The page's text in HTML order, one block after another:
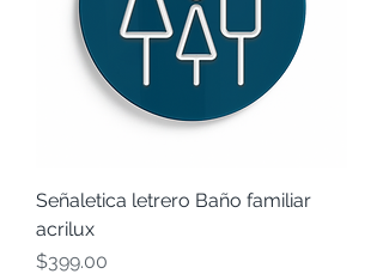
Señaletica letrero Baño familiar
acrilux
Precio
$399.00